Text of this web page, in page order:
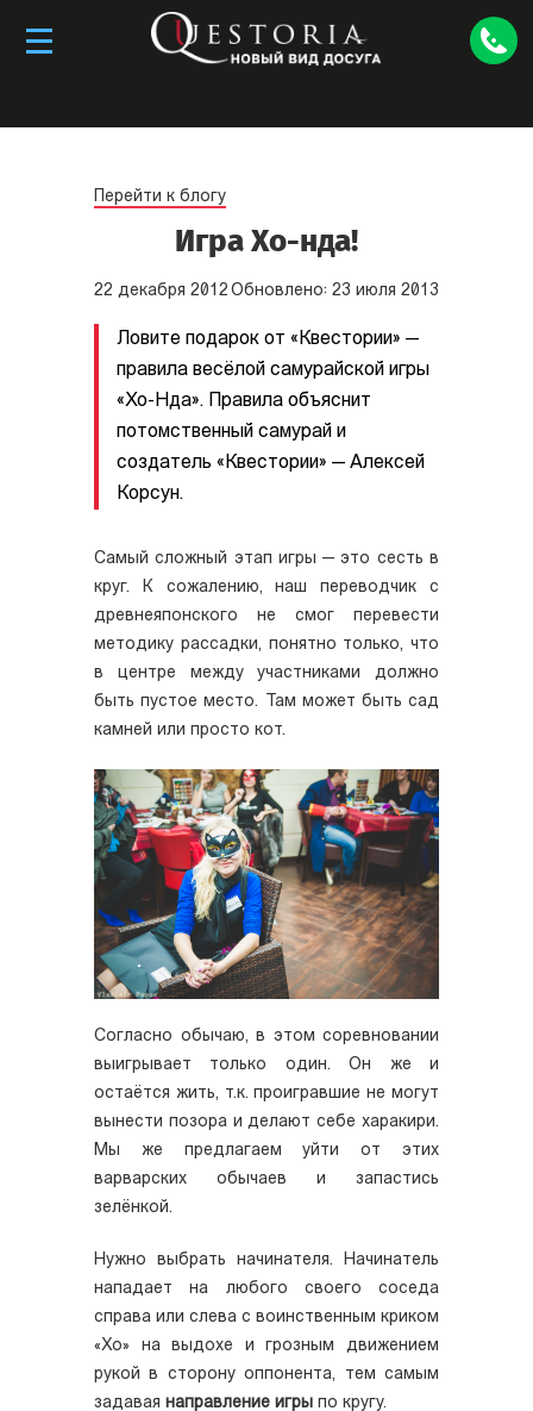
хотите приобрести франшизу,свяжитесь с
Перейти к блогу
Игра Хо-нда!
22 декабря 2012 Обновлено: 23 июля 2013
Ловите подарок от «Квестории» —
правила весёлой самурайской игры
«Хо-Нда». Правила объяснит
потомственный самурай и
создатель «Квестории» — Алексей
Корсун.
Самый сложный этап игры — это сесть в
круг. К сожалению, наш переводчик с
древнеяпонского не смог перевести
методику рассадки, понятно только, что
в центре между участниками должно
быть пустое место. Там может быть сад
камней или просто кот.
Согласно обычаю, в этом соревновании
выигрывает только один. Он же и
остаётся жить, т.к. проигравшие не могут
вынести позора и делают себе харакири.
Мы же предлагаем уйти от этих
варварских обычаев и запастись
зелёнкой.
Нужно выбрать начинателя. Начинатель
нападает на любого своего соседа
справа или слева с воинственным криком
«Хо» на выдохе и грозным движением
рукой в сторону оппонента, тем самым
задавая направление игры по кругу.